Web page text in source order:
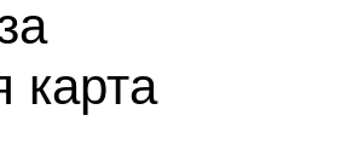
карта